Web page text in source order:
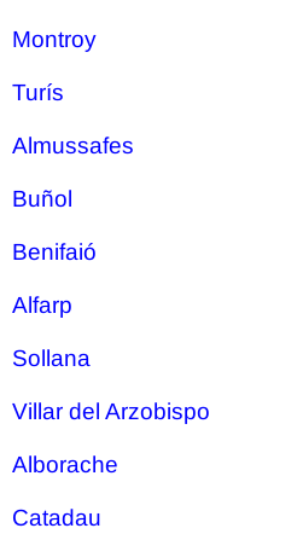
Montroy
Turís
Almussafes
Buñol
Benifaió
Alfarp
Sollana
Villar del Arzobispo
Alborache
Catadau